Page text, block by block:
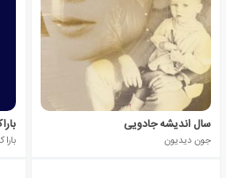
سال اندیشه جادویی
جون دیدیون